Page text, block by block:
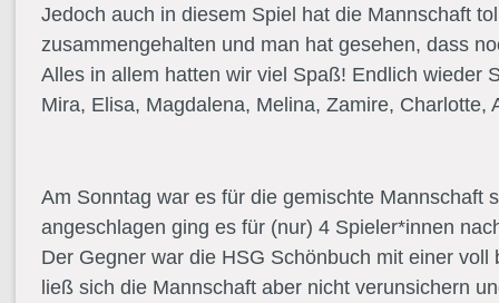
Jedoch auch in diesem Spiel hat die Mannschaft
zusammengehalten und man hat gesehen, dass
Alles in allem hatten wir viel Spaß! Endlich wieder
Mira, Elisa, Magdalena, Melina, Zamire, Charlotte,
Am Sonntag war es für die gemischte Mannschaft
angeschlagen ging es für (nur) 4 Spieler*innen
Der Gegner war die HSG Schönbuch mit einer voll
ließ sich die Mannschaft aber nicht verunsichern